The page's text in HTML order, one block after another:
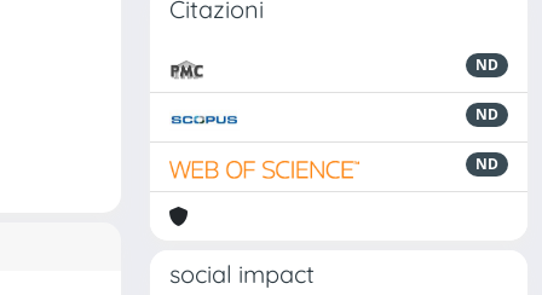
Citazioni
ND
ND
ND
social impact